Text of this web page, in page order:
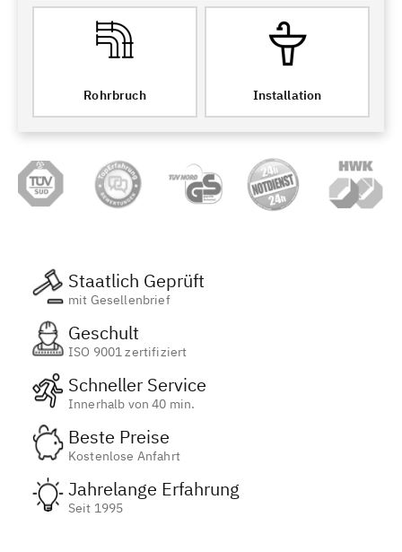
Rohrbruch Installation
Staatlich Geprüft
mit Gesellenbrief
Geschult
ISO 9001 zertifiziert
Schneller Service
Innerhalb von 40 min.
Beste Preise
Kostenlose Anfahrt
Jahrelange Erfahrung
Seit 1995